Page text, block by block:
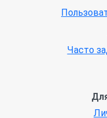
Часто